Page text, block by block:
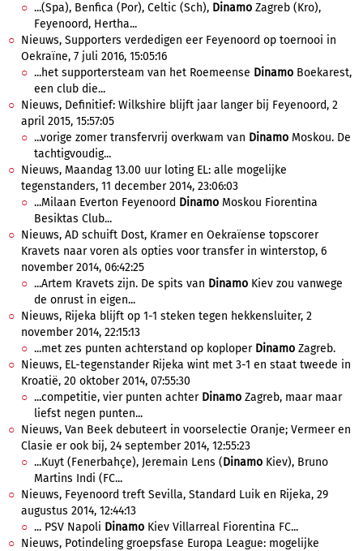
...(Spa), Benfica (Por), Celtic (Sch), Dinamo Zagreb (Kro),
Feyenoord, Hertha...
Nieuws, Supporters verdedigen eer Feyenoord op toernooi in
Oekraïne, 7 juli 2016, 15:05:16
...het supportersteam van het Roemeense Dinamo Boekarest,
een club die...
Nieuws, Definitief: Wilkshire blijft jaar langer bij Feyenoord, 2
april 2015, 15:57:05
...vorige zomer transfervrij overkwam van Dinamo Moskou. De
tachtigvoudig...
Nieuws, Maandag 13.00 uur loting EL: alle mogelijke
tegenstanders, 11 december 2014, 23:06:03
...Milaan Everton Feyenoord Dinamo Moskou Fiorentina
Besiktas Club...
Nieuws, AD schuift Dost, Kramer en Oekraïense topscorer
Kravets naar voren als opties voor transfer in winterstop, 6
november 2014, 06:42:25
...Artem Kravets zijn. De spits van Dinamo Kiev zou vanwege
de onrust in eigen...
Nieuws, Rijeka blijft op 1-1 steken tegen hekkensluiter, 2
november 2014, 22:15:13
...met zes punten achterstand op koploper Dinamo Zagreb.
Nieuws, EL-tegenstander Rijeka wint met 3-1 en staat tweede in
Kroatië, 20 oktober 2014, 07:55:30
...competitie, vier punten achter Dinamo Zagreb, maar maar
liefst negen punten...
Nieuws, Van Beek debuteert in voorselectie Oranje; Vermeer en
Clasie er ook bij, 24 september 2014, 12:55:23
...Kuyt (Fenerbahçe), Jeremain Lens (Dinamo Kiev), Bruno
Martins Indi (FC...
Nieuws, Feyenoord treft Sevilla, Standard Luik en Rijeka, 29
augustus 2014, 12:44:13
... PSV Napoli Dinamo Kiev Villarreal Fiorentina FC...
Nieuws, Potindeling groepsfase Europa League: mogelijke